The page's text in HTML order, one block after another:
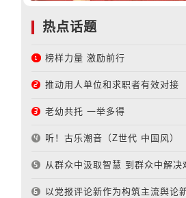
热点话题
榜样力量 激励前行
推动用人单位和求职者有效对接
老幼共托 一举多得
听！古乐潮音（Z世代 中国风）
从群众中汲取智慧 到群众中解决
以党报评论新作为构筑主流舆论